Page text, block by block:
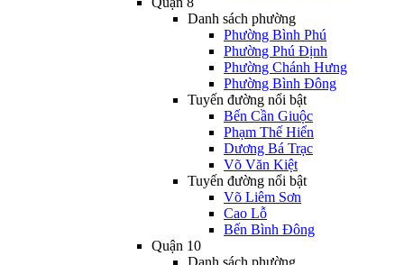
Danh sách phường
Phường Bình Phú
Phường Phú Định
Phường Chánh Hưng
Phường Bình Đông
Tuyến đường nổi bật
Bến Cần Giuộc
Phạm Thế Hiển
Dương Bá Trạc
Võ Văn Kiệt
Tuyến đường nổi bật
Võ Liêm Sơn
Cao Lỗ
Bến Bình Đông
Quận 10
Danh sách phường